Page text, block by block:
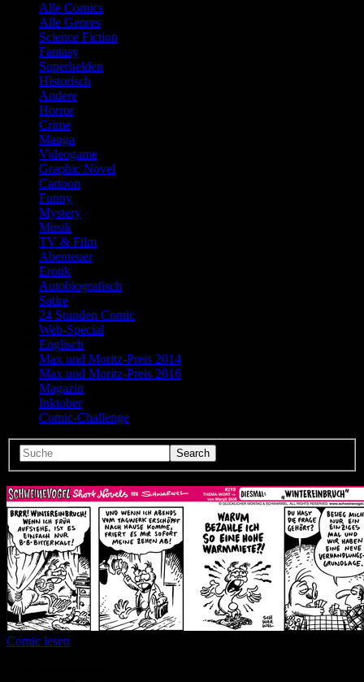
Alle Comics
Alle Genres
Science Fiction
Fantasy
Superhelden
Historisch
Andere
Horror
Crime
Manga
Videogame
Graphic Novel
Cartoon
Funny
Mystery
Musik
TV & Film
Abenteuer
Erotik
Autobiografisch
Satire
24 Stunden Comic
Web-Special
Englisch
Max und Moritz-Preis 2014
Max und Moritz-Preis 2016
Magazin
Inktober
Comic-Challenge
Comic lesen